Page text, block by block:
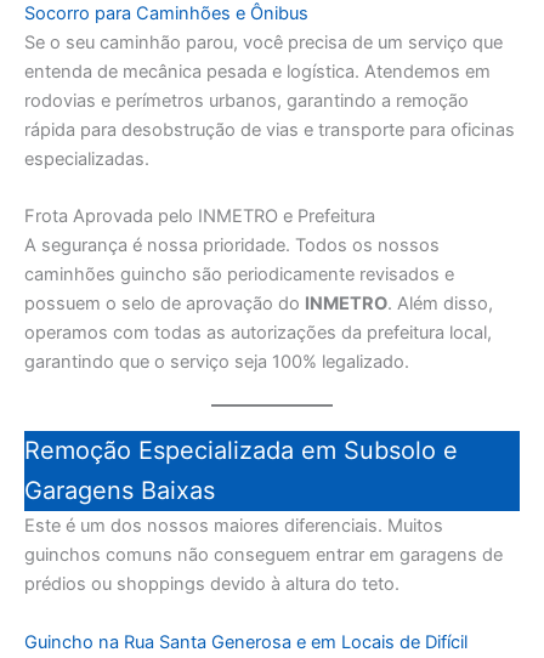
Socorro para Caminhões e Ônibus
Se o seu caminhão parou, você precisa de um serviço que
entenda de mecânica pesada e logística. Atendemos em
rodovias e perímetros urbanos, garantindo a remoção
rápida para desobstrução de vias e transporte para oficinas
especializadas.
Frota Aprovada pelo INMETRO e Prefeitura
A segurança é nossa prioridade. Todos os nossos
caminhões guincho são periodicamente revisados e
possuem o selo de aprovação do INMETRO. Além disso,
operamos com todas as autorizações da prefeitura local,
garantindo que o serviço seja 100% legalizado.
Remoção Especializada em Subsolo e
Garagens Baixas
Este é um dos nossos maiores diferenciais. Muitos
guinchos comuns não conseguem entrar em garagens de
prédios ou shoppings devido à altura do teto.
Guincho na Rua Santa Generosa e em Locais de Difícil